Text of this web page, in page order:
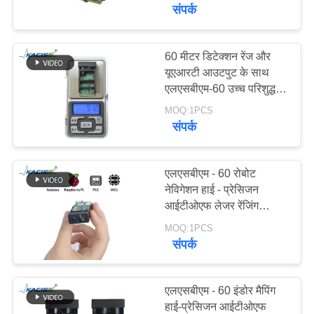
गुणवत्ता
संपर्क
करें
सभी
मामलों
उपयोग करके 60 मीटर का पता
संपर्क
60 मीटर डिटेक्शन रेंज और
यूएआरटी आउटपुट के साथ
एलएसबीएम-60 उच्च परिशुद्धता
आईटीओएफ लेजर रेंजिंग
मॉड्यूल
MOQ:1PCS
संपर्क
एलएसबीएम - 60 रोबोट
नेविगेशन हाई - प्रेसिजन
आईटीओएफ लेजर रेंजिंग
मॉड्यूल
MOQ:1PCS
संपर्क
एलएसबीएम - 60 इंडोर मैपिंग
हाई-प्रेसिजन आईटीओएफ